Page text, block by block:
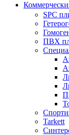
SPC
ПВХ
Tarkett